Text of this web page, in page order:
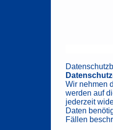
Wir nehmen
werden auf
jederzeit
Daten
Fällen